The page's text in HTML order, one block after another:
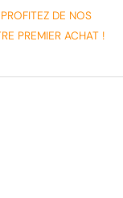
DE NOS
PREMIER ACHAT !